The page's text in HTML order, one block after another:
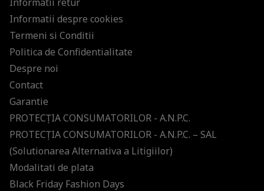
Informatii despre cookies
Termeni si Conditii
Politica de Confidentialitate
Despre noi
Contact
Garantie
PROTECŢIA CONSUMATORILOR - A.N.P.C.
PROTECŢIA CONSUMATORILOR - A.N.P.C. – SAL
(Solutionarea Alternativa a Litigiilor)
Modalitati de plata
Black Friday Fashion Days